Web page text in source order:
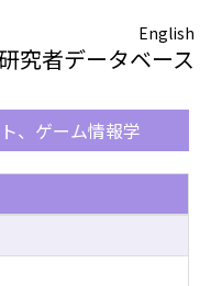
English
究者データベース
、ゲーム情報学